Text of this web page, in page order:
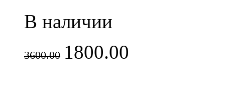
В наличии
3600.00 1800.00